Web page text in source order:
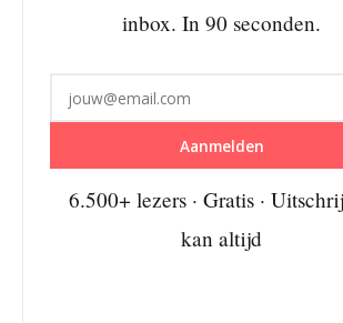
inbox. In 90 seconden.
Aanmelden
6.500+ lezers · Gratis ·
kan altijd